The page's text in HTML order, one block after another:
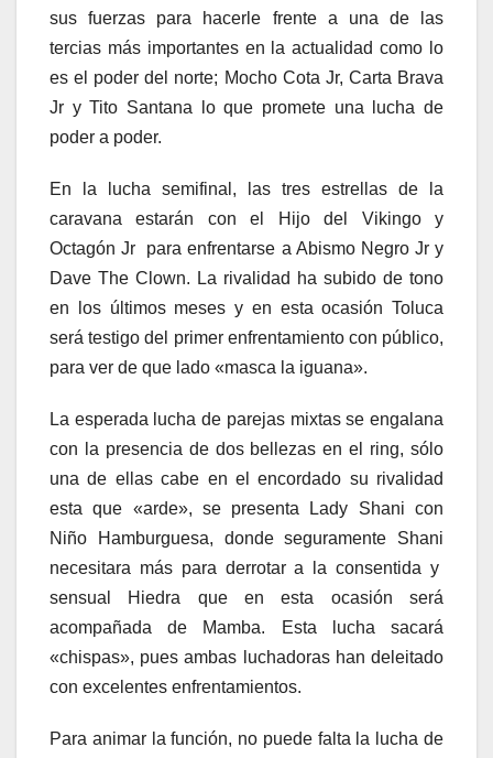
sus fuerzas para hacerle frente a una de las
tercias más importantes en la actualidad como lo
es el poder del norte; Mocho Cota Jr, Carta Brava
Jr y Tito Santana lo que promete una lucha de
poder a poder.
En la lucha semifinal, las tres estrellas de la
caravana estarán con el Hijo del Vikingo y
Octagón Jr para enfrentarse a Abismo Negro Jr y
Dave The Clown. La rivalidad ha subido de tono
en los últimos meses y en esta ocasión Toluca
será testigo del primer enfrentamiento con público,
para ver de que lado «masca la iguana».
La esperada lucha de parejas mixtas se engalana
con la presencia de dos bellezas en el ring, sólo
una de ellas cabe en el encordado su rivalidad
esta que «arde», se presenta Lady Shani con
Niño Hamburguesa, donde seguramente Shani
necesitara más para derrotar a la consentida y
sensual Hiedra que en esta ocasión será
acompañada de Mamba. Esta lucha sacará
«chispas», pues ambas luchadoras han deleitado
con excelentes enfrentamientos.
Para animar la función, no puede falta la lucha de